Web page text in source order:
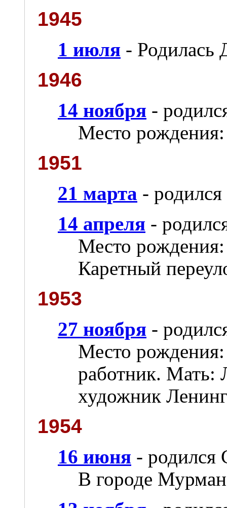
1945
1 июля - Родилась
1946
14 ноября -
Место
1951
21 марта -
14 апреля -
Место
Каретный
1953
27 ноября -
Место
работник. Мать:
художник
1954
16 июня - родился
В городе